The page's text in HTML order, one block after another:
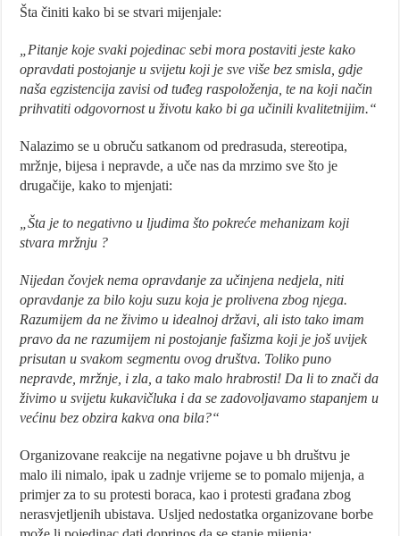
Šta činiti kako bi se stvari mijenjale:
„Pitanje koje svaki pojedinac sebi mora postaviti jeste kako
opravdati postojanje u svijetu koji je sve više bez smisla, gdje
naša egzistencija zavisi od tuđeg raspoloženja, te na koji način
prihvatiti odgovornost u životu kako bi ga učinili kvalitetnijim.“
Nalazimo se u obruču satkanom od predrasuda, stereotipa,
mržnje, bijesa i nepravde, a uče nas da mrzimo sve što je
drugačije, kako to mjenjati:
„Šta je to negativno u ljudima što pokreće mehanizam koji
stvara mržnju ?
Nijedan čovjek nema opravdanje za učinjena nedjela, niti
opravdanje za bilo koju suzu koja je prolivena zbog njega.
Razumijem da ne živimo u idealnoj državi, ali isto tako imam
pravo da ne razumijem ni postojanje fašizma koji je još uvijek
prisutan u svakom segmentu ovog društva. Toliko puno
nepravde, mržnje, i zla, a tako malo hrabrosti! Da li to znači da
živimo u svijetu kukavičluka i da se zadovoljavamo stapanjem u
većinu bez obzira kakva ona bila?“
Organizovane reakcije na negativne pojave u bh društvu je
malo ili nimalo, ipak u zadnje vrijeme se to pomalo mijenja, a
primjer za to su protesti boraca, kao i protesti građana zbog
nerasvjetljenih ubistava. Usljed nedostatka organizovane borbe